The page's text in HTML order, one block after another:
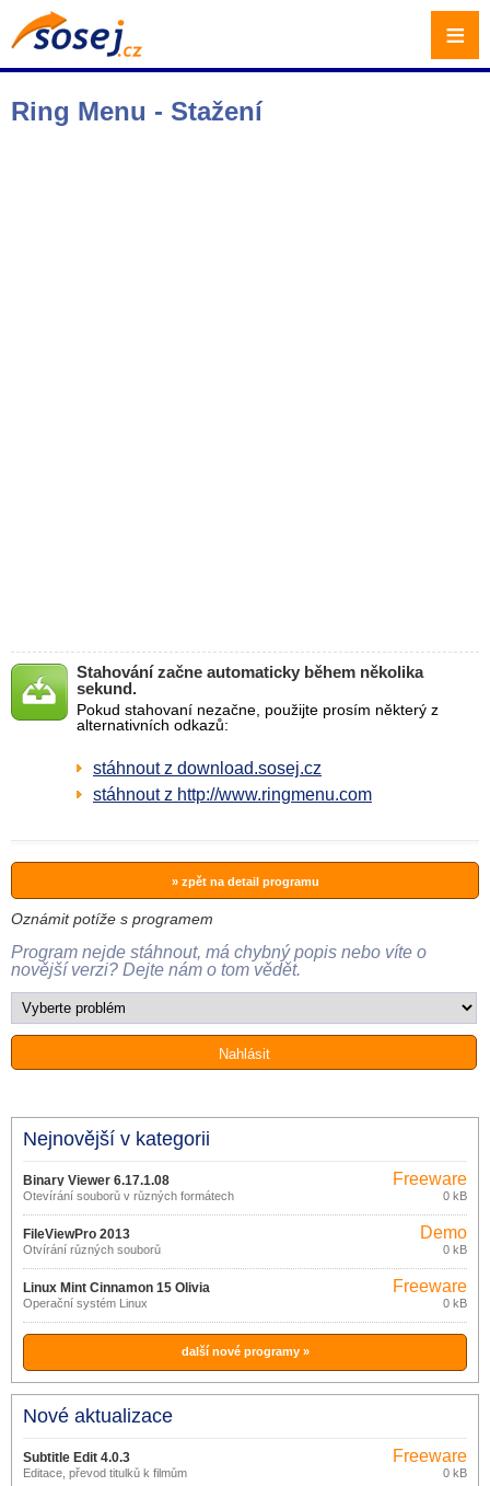
Ring Menu - Stažení
Stahování začne automaticky během několika
sekund.
Pokud stahovaní nezačne, použijte prosím některý z
alternativních odkazů:
stáhnout z download.sosej.cz
stáhnout z http://www.ringmenu.com
» zpět na detail programu
Oznámit potíže s programem
Program nejde stáhnout, má chybný popis nebo víte o
novější verzi? Dejte nám o tom vědět.
Nejnovější v kategorii
Binary Viewer 6.17.1.08
Otevírání souborů v různých formátech
Freeware
0 kB
FileViewPro 2013
Otvírání různých souborů
Demo
0 kB
Linux Mint Cinnamon 15 Olivia
Operační systém Linux
Freeware
0 kB
další nové programy »
Nové aktualizace
Subtitle Edit 4.0.3
Editace, převod titulků k filmům
Freeware
0 kB
≡